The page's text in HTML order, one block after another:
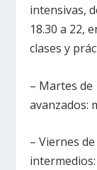
intensivas,
18.30 a 22,
clases y
– Martes de
avanzados:
– Viernes